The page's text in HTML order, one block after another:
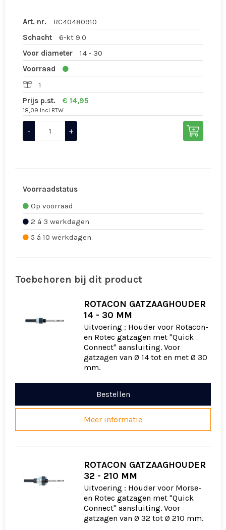
Art. nr.
RC40480910
Schacht
6-kt 9.0
Voor diameter
14 - 30
Voorraad
1
Prijs p.st.
€ 14,95
18,09 Incl BTW
- +
Voorraadstatus
Op voorraad
2 á 3 werkdagen
5 á 10 werkdagen
Toebehoren bij dit product
ROTACON GATZAAGHOUDER
14 - 30 MM
Uitvoering : Houder voor Rotacon-
en Rotec gatzagen met "Quick
Connect" aansluiting. Voor
gatzagen van Ø 14 tot en met Ø 30
mm.
Bestellen
Meer informatie
ROTACON GATZAAGHOUDER
32 - 210 MM
Uitvoering : Houder voor Morse-
en Rotec gatzagen met "Quick
Connect" aansluiting. Voor
gatzagen van Ø 32 tot Ø 210 mm.